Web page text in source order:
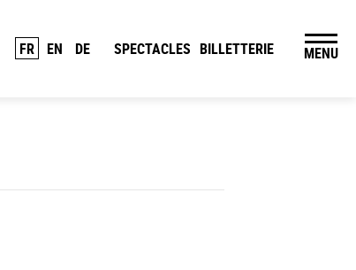
FR EN DE SPECTACLES BILLETTERIE MENU